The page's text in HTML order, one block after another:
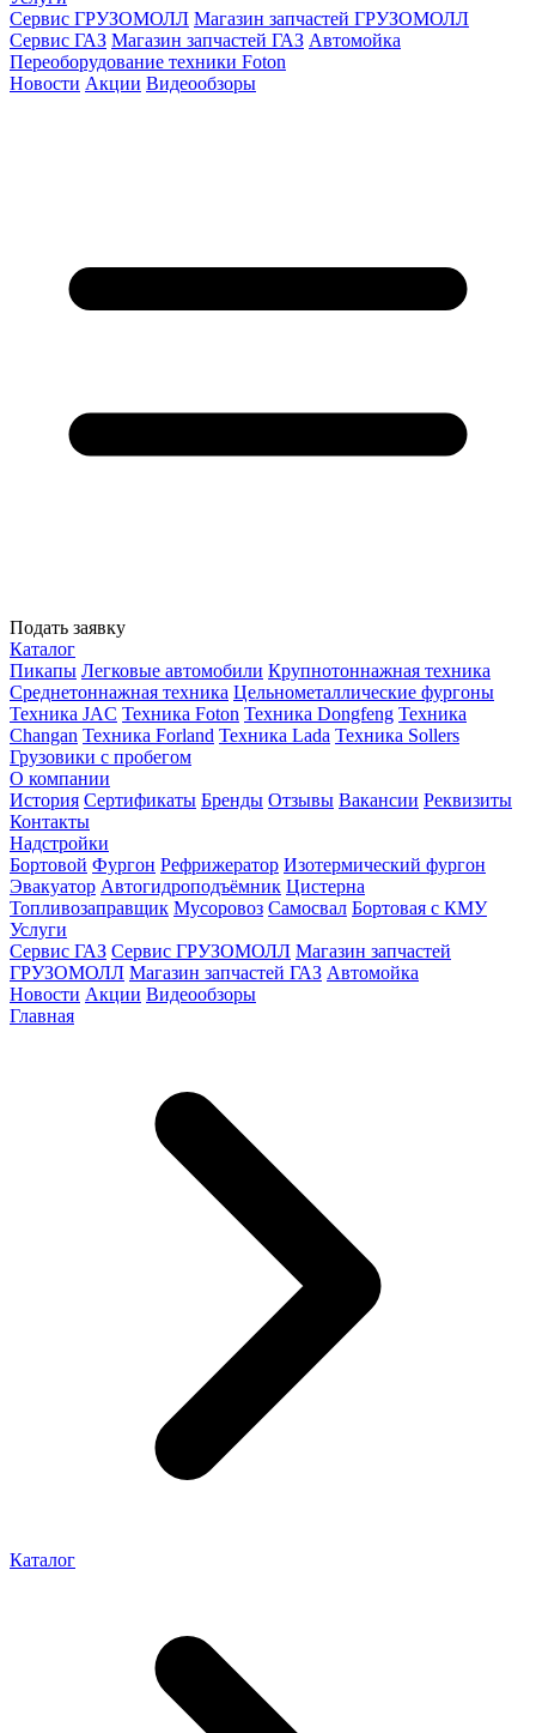
Сервис ГРУЗОМОЛЛ Магазин запчастей ГРУЗОМОЛЛ
Сервис ГАЗ Магазин запчастей ГАЗ Автомойка
Переоборудование техники Foton
Новости Акции Видеообзоры
Подать заявку
Каталог
Пикапы Легковые автомобили Крупнотоннажная техника
Среднетоннажная техника Цельнометаллические фургоны
Техника JAC Техника Foton Техника Dongfeng Техника
Changan Техника Forland Техника Lada Техника Sollers
Грузовики с пробегом
О компании
История Сертификаты Бренды Отзывы Вакансии Реквизиты
Контакты
Надстройки
Бортовой Фургон Рефрижератор Изотермический фургон
Эвакуатор Автогидроподъёмник Цистерна
Топливозаправщик Мусоровоз Самосвал Бортовая с КМУ
Услуги
Сервис ГАЗ Сервис ГРУЗОМОЛЛ Магазин запчастей
ГРУЗОМОЛЛ Магазин запчастей ГАЗ Автомойка
Новости Акции Видеообзоры
Главная
Каталог